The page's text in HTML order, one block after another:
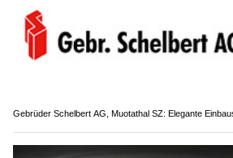
Gebrüder Schelbert AG, Muotathal SZ: Elegante